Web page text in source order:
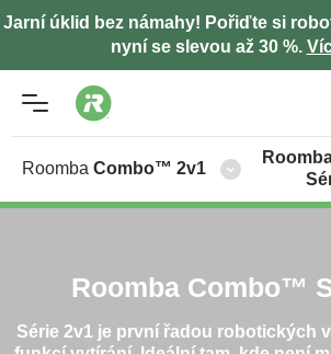
Jarní úklid bez námahy! Pořiďte si
nyní se slevou až 30 %.
Roomba Combo™ 2v1
Roomba Combo™
Série 2v1 je první řadou robotických